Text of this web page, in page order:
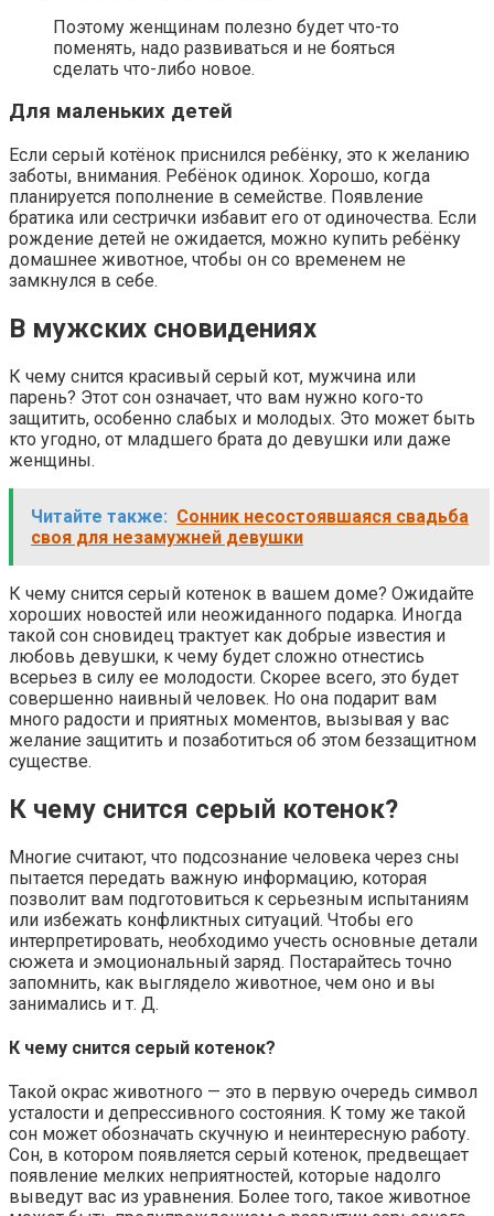
Поэтому женщинам полезно будет что-то
поменять, надо развиваться и не бояться
сделать что-либо новое.
Для маленьких детей
Если серый котёнок приснился ребёнку, это к желанию
заботы, внимания. Ребёнок одинок. Хорошо, когда
планируется пополнение в семействе. Появление
братика или сестрички избавит его от одиночества. Если
рождение детей не ожидается, можно купить ребёнку
домашнее животное, чтобы он со временем не
замкнулся в себе.
В мужских сновидениях
К чему снится красивый серый кот, мужчина или
парень? Этот сон означает, что вам нужно кого-то
защитить, особенно слабых и молодых. Это может быть
кто угодно, от младшего брата до девушки или даже
женщины.
Читайте также: Сонник несостоявшаяся свадьба
своя для незамужней девушки
К чему снится серый котенок в вашем доме? Ожидайте
хороших новостей или неожиданного подарка. Иногда
такой сон сновидец трактует как добрые известия и
любовь девушки, к чему будет сложно отнестись
всерьез в силу ее молодости. Скорее всего, это будет
совершенно наивный человек. Но она подарит вам
много радости и приятных моментов, вызывая у вас
желание защитить и позаботиться об этом беззащитном
существе.
К чему снится серый котенок?
Многие считают, что подсознание человека через сны
пытается передать важную информацию, которая
позволит вам подготовиться к серьезным испытаниям
или избежать конфликтных ситуаций. Чтобы его
интерпретировать, необходимо учесть основные детали
сюжета и эмоциональный заряд. Постарайтесь точно
запомнить, как выглядело животное, чем оно и вы
занимались и т. Д.
К чему снится серый котенок?
Такой окрас животного — это в первую очередь символ
усталости и депрессивного состояния. К тому же такой
сон может обозначать скучную и неинтересную работу.
Сон, в котором появляется серый котенок, предвещает
появление мелких неприятностей, которые надолго
выведут вас из уравнения. Более того, такое животное